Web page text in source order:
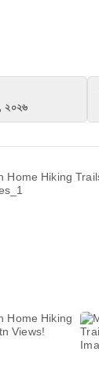
২০২৬